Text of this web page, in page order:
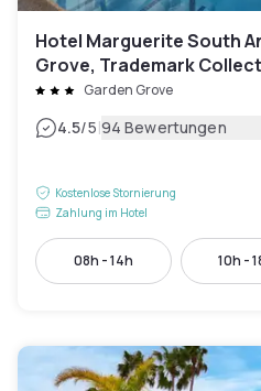
Hotel Marguerite South
Grove, Trademark
Garden Grove
4.5/5|94 Bewertungen
Kostenlose Stornierung
Zahlung im Hotel
08h - 14h 10h -